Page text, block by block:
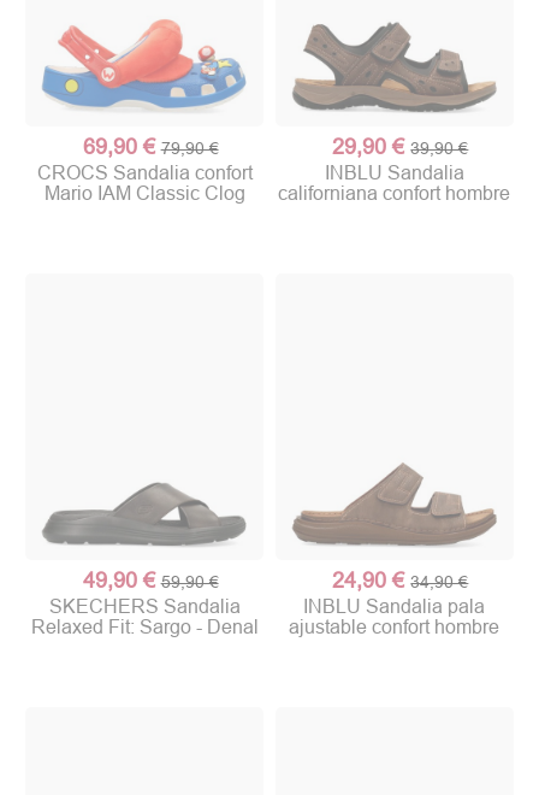
69,90 € 79,90 €
CROCS Sandalia confort
Mario IAM Classic Clog
29,90 € 39,90 €
INBLU Sandalia
californiana confort hombre
49,90 € 59,90 €
SKECHERS Sandalia
Relaxed Fit: Sargo - Denal
24,90 € 34,90 €
INBLU Sandalia pala
ajustable confort hombre